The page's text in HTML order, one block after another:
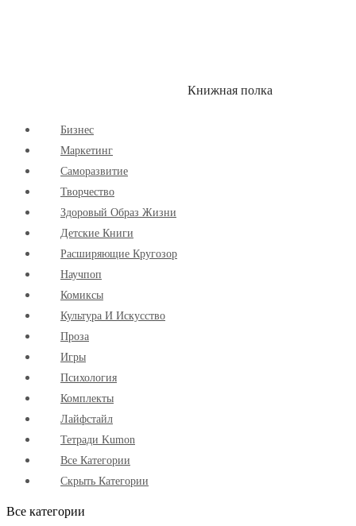
Книжная полка
Бизнес
Маркетинг
Cаморазвитие
Творчество
Здоровый Образ Жизни
Детские Книги
Расширяющие Кругозор
Научпоп
Комиксы
Культура И Искусство
Проза
Игры
Психология
Комплекты
Лайфстайл
Тетради Kumon
Все Категории
Скрыть Категории
Все категории